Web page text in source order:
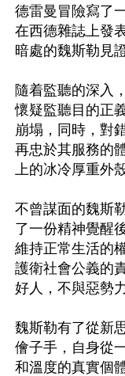
德雷曼冒險寫了
在西德雜誌上發
暗處的魏斯勒見
隨着監聽的深入
懷疑監聽目的正
崩塌，同時，對
再忠於其服務的
上的冰冷厚重外
不曾謀面的魏斯
了一份精神覺醒
維持正常生活的
護衛社會公義的
好人，不與惡勢
魏斯勒有了從新
儈子手，自身從
和溫度的真實個